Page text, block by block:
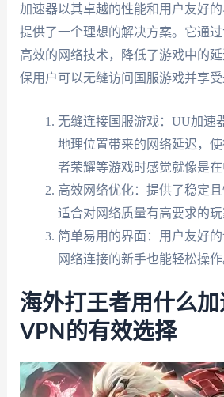
加速器以其卓越的性能和用户友好
提供了一个理想的解决方案。它通
高效的网络技术，降低了游戏中的
保用户可以无缝访问国服游戏并享受
无缝连接国服游戏：UU加速
地理位置带来的网络延迟，
者荣耀等游戏时感觉就像是在
高效网络优化：提供了稳定
适合对网络质量有高要求的玩
简单易用的界面：用户友好
网络连接的新手也能轻松操作
海外打王者用什么
VPN的有效选择